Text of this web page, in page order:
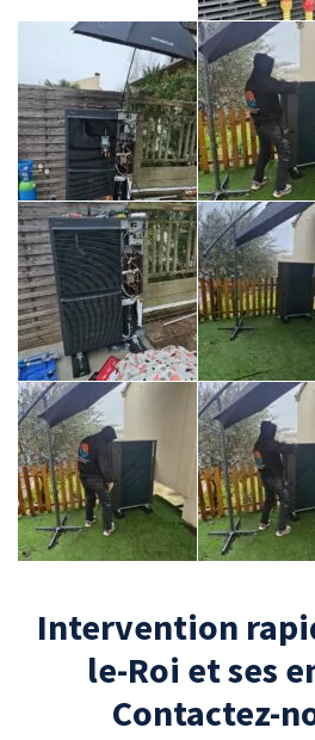
Intervention
le-Roi et ses
Contactez-